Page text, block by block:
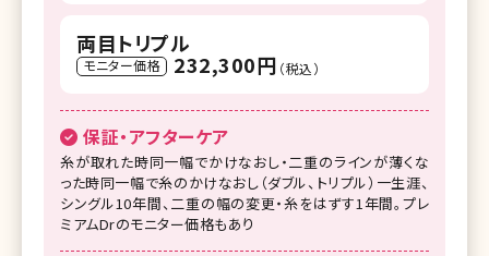
両目トリプル
モニター価格 232,300円 （税込）
保証・アフターケア
糸が取れた時同一幅でかけなおし・二重のラインが薄くな
った時同一幅で糸のかけなおし（ダブル、トリプル）一生涯、
シングル10年間、二重の幅の変更・糸をはずす1年間。プレ
ミアムDrのモニター価格もあり